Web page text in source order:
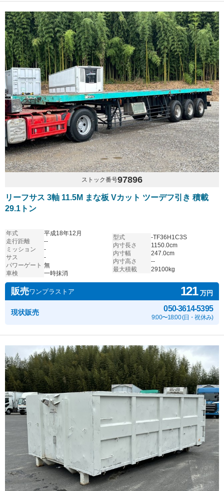
ストック番号97896
リーフサス 3軸 11.5M まな板 Vカット ツーデフ引き 積載
29.1トン
年式
平成18年12月
走行距離
--
ミッション
-
サス
-
パワーゲート 無
車検
一時抹消
型式
-TF36H1C3S
内寸長さ
1150.0cm
内寸幅
247.0cm
内寸高さ
--
最大積載
29100kg
販売ワンプラストア 121万円
現状販売 050-3614-5395
9:00〜18:00 (日・祝休み)